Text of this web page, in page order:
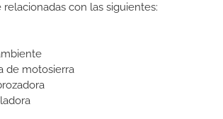
con las siguientes:
de motosierra